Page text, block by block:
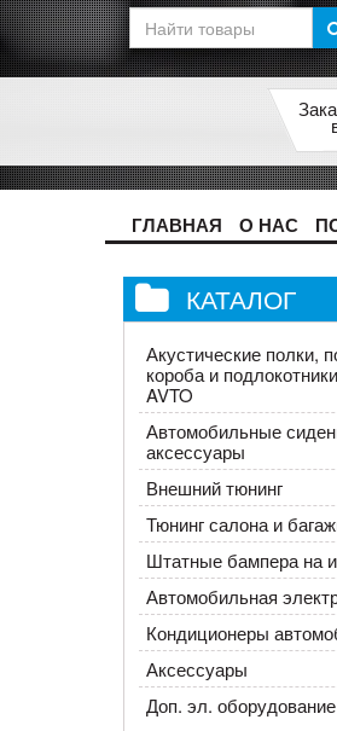
ГЛАВНАЯ О НАС
КАТАЛОГ
Акустические полки,
короба и
AVTO
Автомобильные
аксессуары
Внешний тюнинг
Тюнинг салона и
Штатные бампера на
Автомобильная
Кондиционеры
Аксессуары
Доп. эл. оборудование